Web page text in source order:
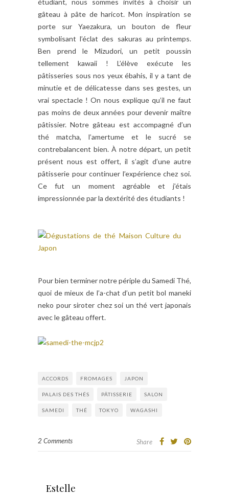
étudiant, nous sommes invités à choisir un
gâteau à pâte de haricot. Mon inspiration se
porte sur Yaezakura, un bouton de fleur
symbolisant l’éclat des sakuras au printemps.
Ben prend le Mizudori, un petit poussin
tellement kawaii ! L’élève exécute les
pâtisseries sous nos yeux ébahis, il y a tant de
minutie et de délicatesse dans ses gestes, un
vrai spectacle ! On nous explique qu’il ne faut
pas moins de deux années pour devenir maître
pâtissier. Notre gâteau est accompagné d’un
thé matcha, l’amertume et le sucré se
contrebalancent bien. À notre départ, un petit
présent nous est offert, il s’agit d’une autre
pâtisserie pour continuer l’expérience chez soi.
Ce fut un moment agréable et j’étais
impressionnée par la dextérité des étudiants !
Pour bien terminer notre périple du Samedi Thé,
quoi de mieux de l’a-chat d’un petit bol maneki
neko pour siroter chez soi un thé vert japonais
avec le gâteau offert.
ACCORDS FROMAGES JAPON
PALAIS DES THÉS PÂTISSERIE SALON
SAMEDI THÉ TOKYO WAGASHI
2 Comments Share
Estelle